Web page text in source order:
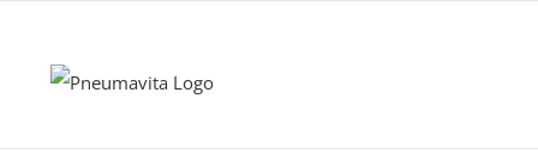
content